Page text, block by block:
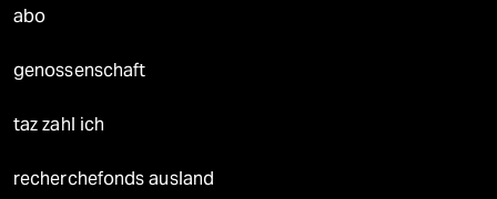
abo
genossenschaft
taz zahl ich
recherchefonds ausland